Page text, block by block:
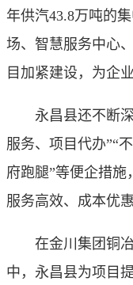
年供汽43.8万吨的
场、智慧服务中心
目加紧建设，为企
永昌县还不断
服务、项目代办”“
府跑腿”等便企措施
服务高效、成本优
在金川集团铜
中，永昌县为项目